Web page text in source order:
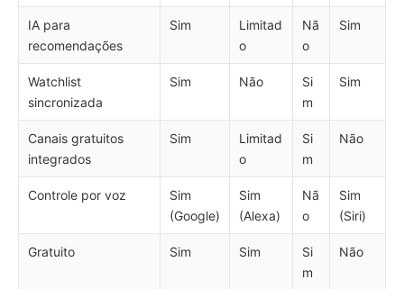
IA para
recomendações
Sim
Limitad
o
Nã
o
Sim
Watchlist
sincronizada
Sim Não
Si
m
Sim
Canais gratuitos
integrados
Sim
Limitad
o
Si
m
Não
Controle por voz
Sim
(Google)
Sim
(Alexa)
Nã
o
Sim
(Siri)
Gratuito Sim Sim
Si
m
Não